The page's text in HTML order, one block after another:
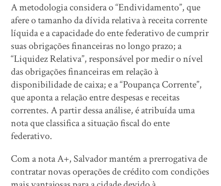
A metodologia considera o “Endividamento”, que
afere o tamanho da dívida relativa à receita corrente
líquida e a capacidade do ente federativo de cumprir
suas obrigações financeiras no longo prazo; a
“Liquidez Relativa”, responsável por medir o nível
das obrigações financeiras em relação à
disponibilidade de caixa; e a “Poupança Corrente”,
que aponta a relação entre despesas e receitas
correntes. A partir dessa análise, é atribuída uma
nota que classifica a situação fiscal do ente
federativo.
Com a nota A+, Salvador mantém a prerrogativa de
contratar novas operações de crédito com condições